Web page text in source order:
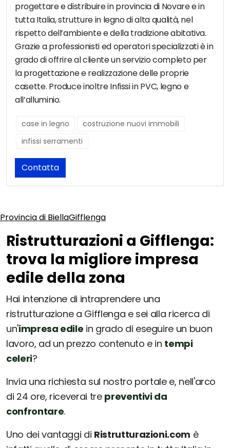
progettare e distribuire in provincia di Novare e in
tutta Italia, strutture in legno di alta qualità, nel
rispetto dell’ambiente e della tradizione abitativa.
Grazie a professionisti ed operatori specializzati è in
grado di offrire al cliente un servizio completo per
la progettazione e realizzazione delle proprie
casette. Produce inoltre Infissi in PVC, legno e
all’alluminio.
case in legno
costruzione nuovi immobili
infissi serramenti
Contatta
Provincia di BiellaGifflenga
Ristrutturazioni a Gifflenga:
trova la migliore impresa
edile della zona
Hai intenzione di intraprendere una
ristrutturazione a Gifflenga e sei alla ricerca di
un'impresa edile in grado di eseguire un buon
lavoro, ad un prezzo contenuto e in tempi
celeri?
Invia una richiesta sul nostro portale e, nell'arco
di 24 ore, riceverai tre preventivi da
confrontare.
Uno dei vantaggi di Ristrutturazioni.com è